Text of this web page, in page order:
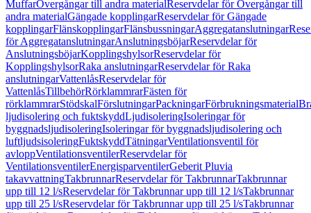
MuffarÖvergångar till andra materialReservdelar för Övergångar till
andra materialGängade kopplingarReservdelar för Gängade
kopplingarFlänskopplingarFlänsbussningarAggregatanslutningar
för AggregatanslutningarAnslutningsböjarReservdelar för
AnslutningsböjarKopplingshylsorReservdelar för
KopplingshylsorRaka anslutningarReservdelar för Raka
anslutningarVattenlåsReservdelar för
VattenlåsTillbehörRörklammrarFästen för
rörklammrarStödskalFörslutningarPackningarFörbrukningsmaterial
ljudisolering och fuktskyddLjudisoleringIsoleringar för
byggnadsljudisoleringIsoleringar för byggnadsljudisolering och
luftljudsisoleringFuktskyddTätningarVentilationsventil för
avloppVentilationsventilerReservdelar för
VentilationsventilerEnergisparventilerGeberit Pluvia
takavvattningTakbrunnarReservdelar för TakbrunnarTakbrunnar
upp till 12 l/sReservdelar för Takbrunnar upp till 12 l/sTakbrunnar
upp till 25 l/sReservdelar för Takbrunnar upp till 25 l/sTakbrunnar